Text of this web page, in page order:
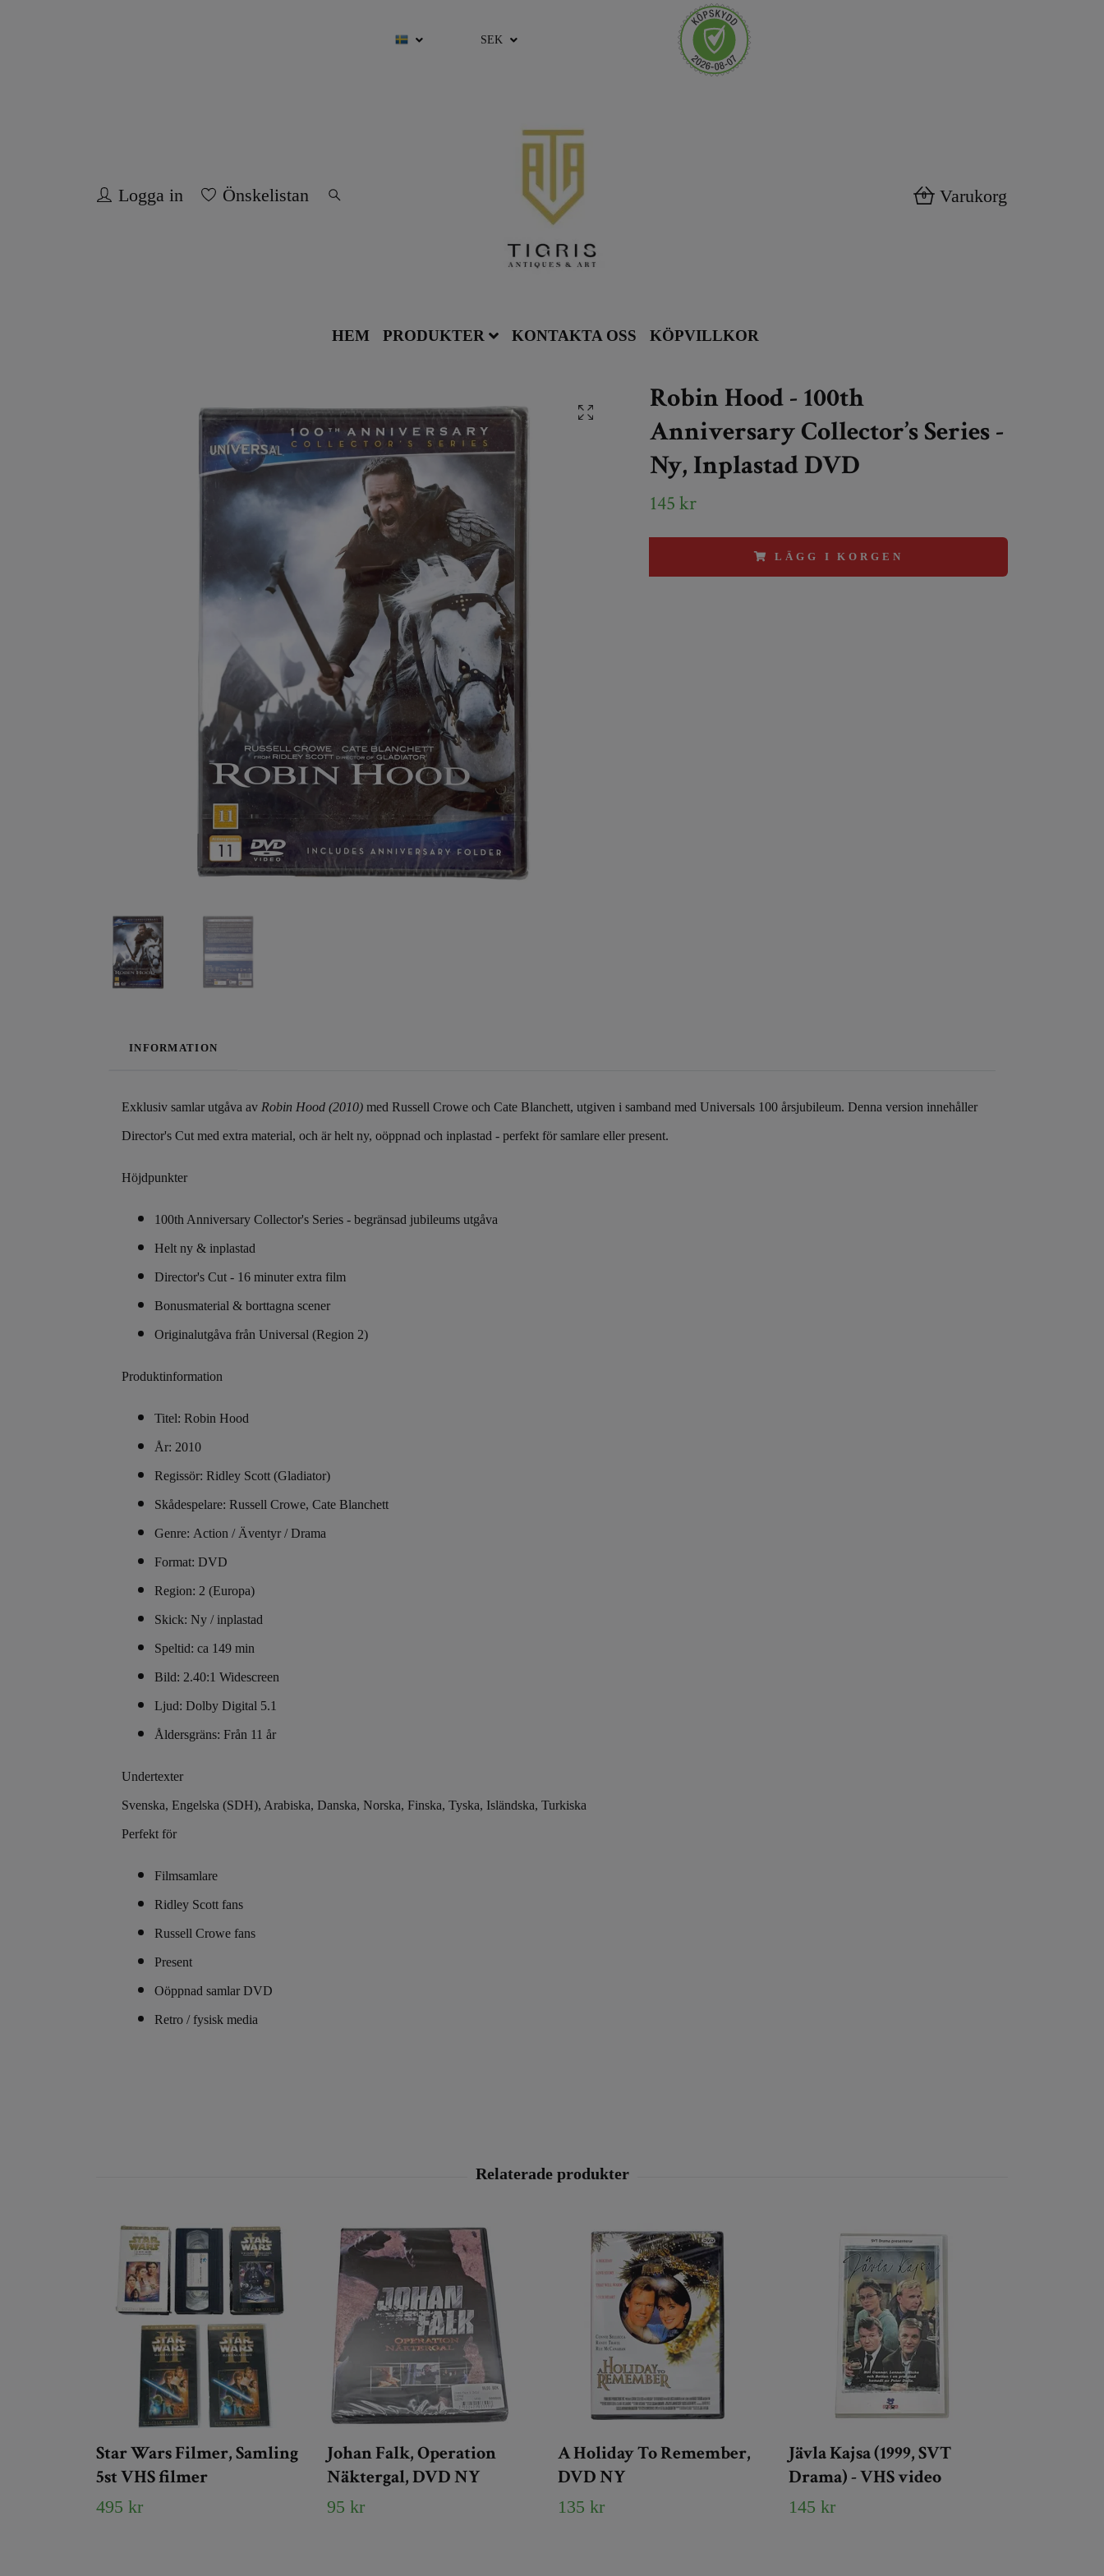
SEK
Logga in Önskelistan 0 Varukorg
HEM PRODUKTER KONTAKTA OSS KÖPVILLKOR
Robin Hood - 100th
Anniversary Collector’s Series -
Ny, Inplastad DVD
145 kr
LÄGG I KORGEN
INFORMATION
Exklusiv samlar utgåva av Robin Hood (2010) med Russell Crowe och Cate Blanchett, utgiven i samband med Universals 100 årsjubileum. Denna version innehåller
Director's Cut med extra material, och är helt ny, oöppnad och inplastad - perfekt för samlare eller present.
Höjdpunkter
100th Anniversary Collector's Series - begränsad jubileums utgåva
Helt ny & inplastad
Director's Cut - 16 minuter extra film
Bonusmaterial & borttagna scener
Originalutgåva från Universal (Region 2)
Produktinformation
Titel: Robin Hood
År: 2010
Regissör: Ridley Scott (Gladiator)
Skådespelare: Russell Crowe, Cate Blanchett
Genre: Action / Äventyr / Drama
Format: DVD
Region: 2 (Europa)
Skick: Ny / inplastad
Speltid: ca 149 min
Bild: 2.40:1 Widescreen
Ljud: Dolby Digital 5.1
Åldersgräns: Från 11 år
Undertexter
Svenska, Engelska (SDH), Arabiska, Danska, Norska, Finska, Tyska, Isländska, Turkiska
Perfekt för
Filmsamlare
Ridley Scott fans
Russell Crowe fans
Present
Oöppnad samlar DVD
Retro / fysisk media
Star Wars Filmer, Samling
5st VHS filmer
495 kr
Johan Falk, Operation
Näktergal, DVD NY
95 kr
A Holiday To Remember,
DVD NY
135 kr
Jävla Kajsa (1999, SVT
Drama) - VHS video
145 kr